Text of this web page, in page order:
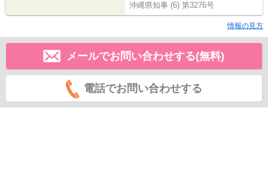
沖縄県知事 (6) 第3276号
情報の見方
メールでお問い合わせする(無料)
電話でお問い合わせする